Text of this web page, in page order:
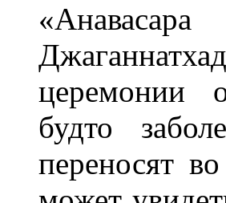
церемонии
будто
переносят